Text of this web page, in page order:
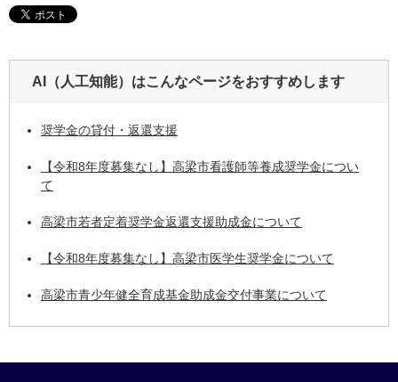
AI（人工知能）はこんなページをおすすめします
奨学金の貸付・返還支援
【令和8年度募集なし】高梁市看護師等養成奨学金につい
て
高梁市若者定着奨学金返還支援助成金について
【令和8年度募集なし】高梁市医学生奨学金について
高梁市青少年健全育成基金助成金交付事業について